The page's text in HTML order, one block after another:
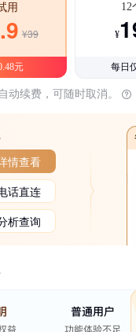
用
¥39
元
12
¥
每日
动续费，可随时取消。
情查看
话直连
析查询